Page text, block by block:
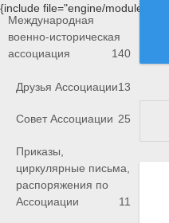
{include file="engine/modules/
Международная
военно-историческая
ассоциация
140
Друзья Ассоциации13
Совет Ассоциации 25
Приказы,
циркулярные письма,
распоряжения по
Ассоциации
11